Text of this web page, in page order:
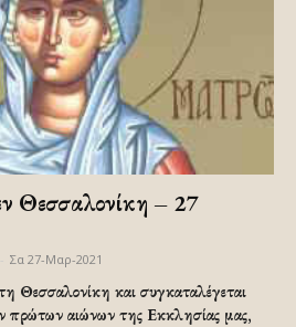
Θεσσαλονίκη – 27
Σα 27-Μαρ-2021
Θεσσαλονίκη και συγκαταλέγεται
αιώνων της Εκκλησίας μας,